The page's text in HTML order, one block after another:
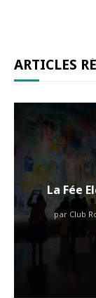
ARTICLES
La Fée
par Club